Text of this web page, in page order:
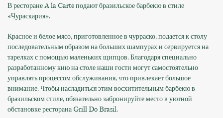
В ресторане A la Carte подают бразильское барбекю в стиле
«Чураскария».
Красное и белое мясо, приготовленное в чурраско, подается к столу
последовательным образом на больших шампурах и сервируется на
тарелках с помощью маленьких щипцов. Благодаря специально
разработанному кию на столе наши гости могут самостоятельно
управлять процессом обслуживания, что привлекает большое
внимание. Чтобы насладиться этим восхитительным барбекю в
бразильском стиле, обязательно забронируйте место в уютной
обстановке ресторана Grill Do Brasil.